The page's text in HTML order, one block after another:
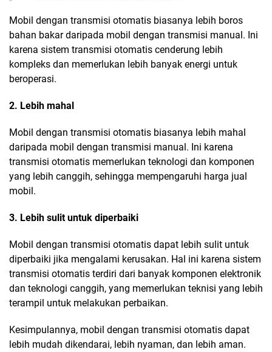
Mobil dengan transmisi otomatis biasanya lebih boros
bahan bakar daripada mobil dengan transmisi manual. Ini
karena sistem transmisi otomatis cenderung lebih
kompleks dan memerlukan lebih banyak energi untuk
beroperasi.
2. Lebih mahal
Mobil dengan transmisi otomatis biasanya lebih mahal
daripada mobil dengan transmisi manual. Ini karena
transmisi otomatis memerlukan teknologi dan komponen
yang lebih canggih, sehingga mempengaruhi harga jual
mobil.
3. Lebih sulit untuk diperbaiki
Mobil dengan transmisi otomatis dapat lebih sulit untuk
diperbaiki jika mengalami kerusakan. Hal ini karena sistem
transmisi otomatis terdiri dari banyak komponen elektronik
dan teknologi canggih, yang memerlukan teknisi yang lebih
terampil untuk melakukan perbaikan.
Kesimpulannya, mobil dengan transmisi otomatis dapat
lebih mudah dikendarai, lebih nyaman, dan lebih aman.